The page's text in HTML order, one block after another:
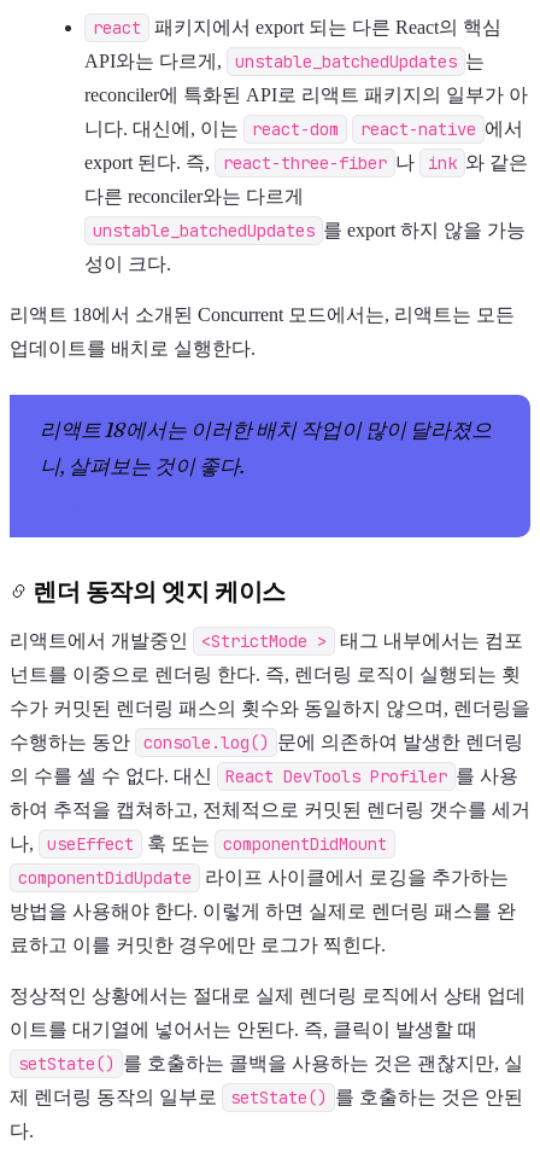
react
패키지에서 export 되는 다른 React의 핵심
API와는 다르게,
unstable_batchedUpdates 는
reconciler에 특화된 API로 리액트 패키지의 일부가 아
니다. 대신에, 이는
react-dom react-native 에서
export 된다. 즉,
react-three-fiber 나 ink 와 같은
다른 reconciler와는 다르게
unstable_batchedUpdates 를 export 하지 않을 가능
성이 크다.
리액트 18에서 소개된 Concurrent 모드에서는, 리액트는 모든
업데이트를 배치로 실행한다.
리액트 18에서는 이러한 배치 작업이 많이 달라졌으
니, 살펴보는 것이 좋다.
렌더 동작의 엣지 케이스
리액트에서 개발중인 <StrictMode >
태그 내부에서는 컴포
넌트를 이중으로 렌더링 한다. 즉, 렌더링 로직이 실행되는 횟
수가 커밋된 렌더링 패스의 횟수와 동일하지 않으며, 렌더링을
수행하는 동안
console.log() 문에 의존하여 발생한 렌더링
의 수를 셀 수 없다. 대신
React DevTools Profiler 를 사용
하여 추적을 캡쳐하고, 전체적으로 커밋된 렌더링 갯수를 세거
나,
useEffect 훅 또는
componentDidMount
componentDidUpdate
라이프 사이클에서 로깅을 추가하는
방법을 사용해야 한다. 이렇게 하면 실제로 렌더링 패스를 완
료하고 이를 커밋한 경우에만 로그가 찍힌다.
정상적인 상황에서는 절대로 실제 렌더링 로직에서 상태 업데
이트를 대기열에 넣어서는 안된다. 즉, 클릭이 발생할 때
setState() 를 호출하는 콜백을 사용하는 것은 괜찮지만, 실
제 렌더링 동작의 일부로
setState() 를 호출하는 것은 안된
다.